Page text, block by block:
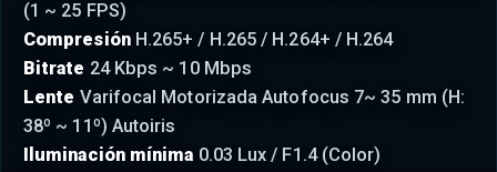
(1 ~ 25 FPS)
CompresiónH.265+ / H.265 / H.264+ / H.264
Bitrate 24 Kbps ~ 10 Mbps
Lente Varifocal Motorizada Autofocus 7~ 35 mm (H:
38º ~ 11º) Autoiris
Iluminación mínima 0.03 Lux / F1.4 (Color)